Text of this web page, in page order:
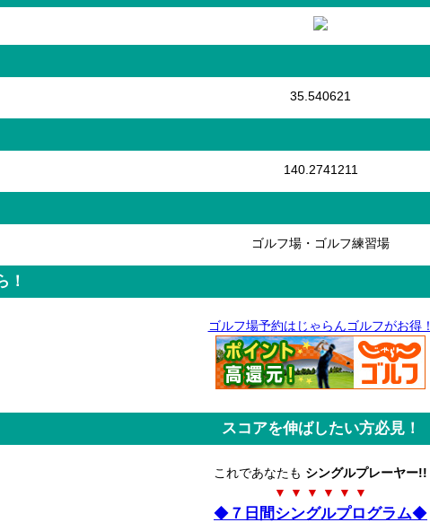
35.540621
140.2741211
ゴルフ場・ゴルフ練習場
！
ゴルフ場予約はじゃらんゴルフがお得！
スコアを伸ばしたい方必見！
これであなたも シングルプレーヤー!!
▼ ▼ ▼ ▼ ▼ ▼
◆ ７日間シングルプログラム◆